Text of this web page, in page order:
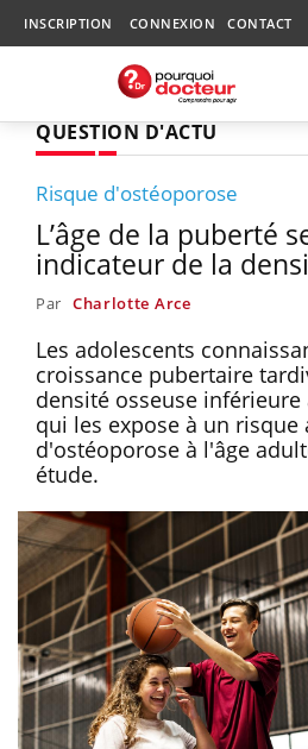
INSCRIPTION CONNEXION CONTACT
QUESTION D'ACTU
Risque d'ostéoporose
L’âge de la puberté
indicateur de la
Par Charlotte Arce
Les adolescents
croissance pubertaire
densité osseuse inférieure
qui les expose à un risque
d'ostéoporose à l'âge
étude.